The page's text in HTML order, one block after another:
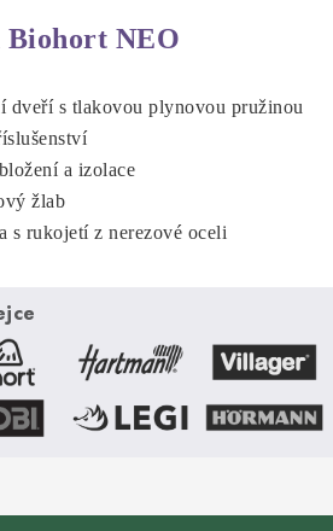
Biohort NEO
dveří s tlakovou plynovou pružinou
a izolace
žlab
s rukojetí z nerezové oceli